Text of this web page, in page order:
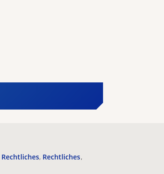
Rechtliches Rechtliches